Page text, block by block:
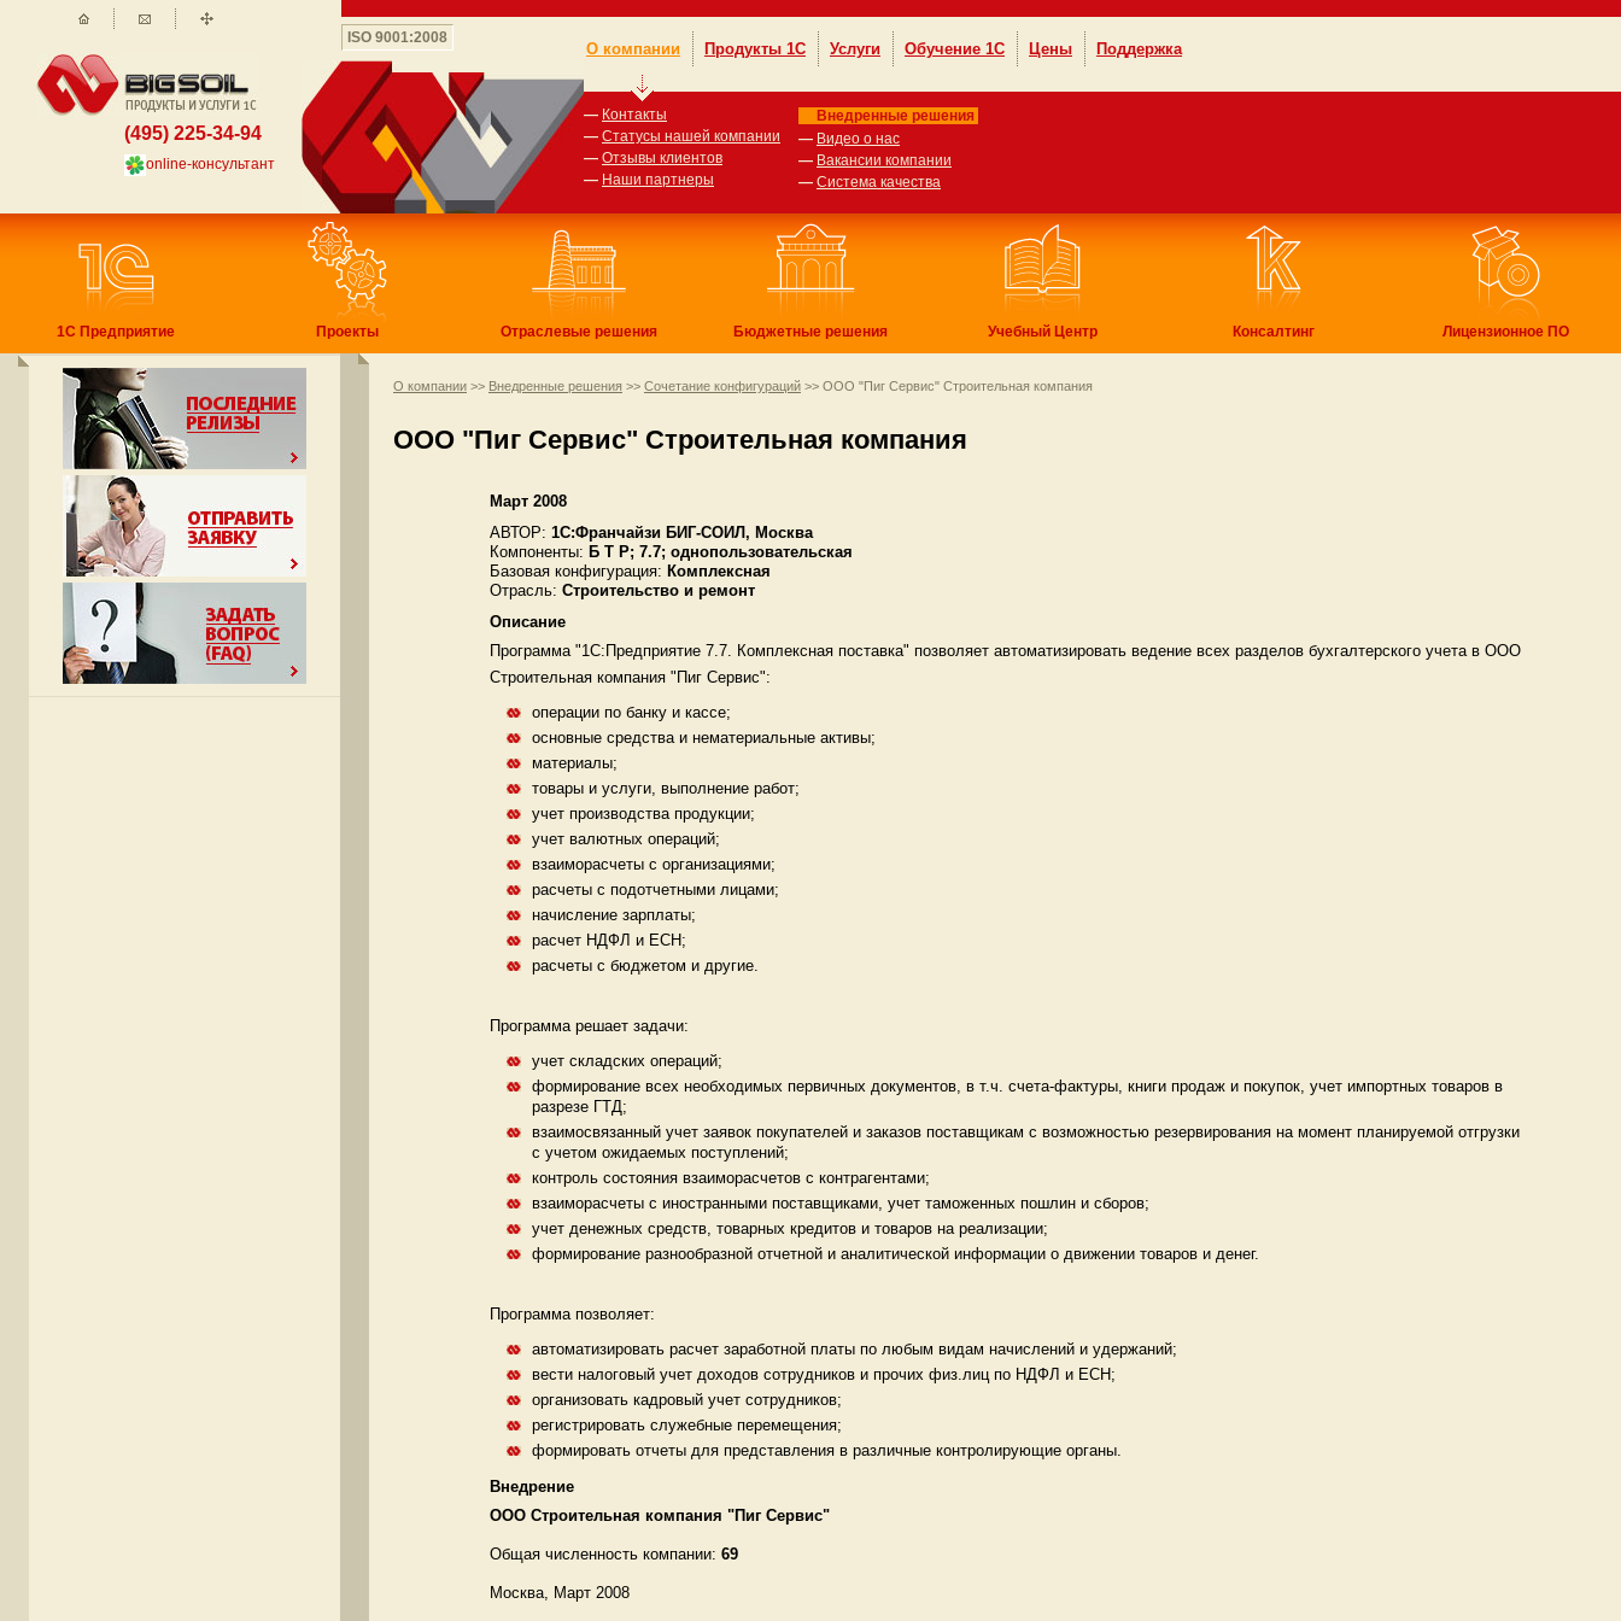
1С Предприятие Проекты Отраслевые решения Бюджетные решения Учебный Центр Консалтинг Лицензионное ПО
О компании >> Внедренные решения >> Сочетание конфигураций >> ООО "Пиг Сервис" Строительная компания
ООО "Пиг Сервис" Строительная компания
Март 2008
АВТОР: 1С:Франчайзи БИГ-СОИЛ, Москва
Компоненты: Б Т Р; 7.7; однопользовательская
Базовая конфигурация: Комплексная
Отрасль: Строительство и ремонт
Описание
Программа "1С:Предприятие 7.7. Комплексная поставка" позволяет автоматизировать ведение всех разделов бухгалтерского учета в ООО
Строительная компания "Пиг Сервис":
операции по банку и кассе;
основные средства и нематериальные активы;
материалы;
товары и услуги, выполнение работ;
учет производства продукции;
учет валютных операций;
взаиморасчеты с организациями;
расчеты с подотчетными лицами;
начисление зарплаты;
расчет НДФЛ и ЕСН;
расчеты с бюджетом и другие.
Программа решает задачи:
учет складских операций;
формирование всех необходимых первичных документов, в т.ч. счета-фактуры, книги продаж и покупок, учет импортных товаров в
разрезе ГТД;
взаимосвязанный учет заявок покупателей и заказов поставщикам с возможностью резервирования на момент планируемой отгрузки
с учетом ожидаемых поступлений;
контроль состояния взаиморасчетов с контрагентами;
взаиморасчеты с иностранными поставщиками, учет таможенных пошлин и сборов;
учет денежных средств, товарных кредитов и товаров на реализации;
формирование разнообразной отчетной и аналитической информации о движении товаров и денег.
Программа позволяет:
автоматизировать расчет заработной платы по любым видам начислений и удержаний;
вести налоговый учет доходов сотрудников и прочих физ.лиц по НДФЛ и ЕСН;
организовать кадровый учет сотрудников;
регистрировать служебные перемещения;
формировать отчеты для представления в различные контролирующие органы.
Внедрение
ООО Строительная компания "Пиг Сервис"
Общая численность компании: 69
Москва, Март 2008
О компании Продукты 1С Услуги Обучение 1С Цены Поддержка
(495) 225-34-94
online-консультант
ISO 9001:2008
— Контакты
— Статусы нашей компании
— Отзывы клиентов
— Наши партнеры
Внедренные решения
— Видео о нас
— Вакансии компании
— Система качества